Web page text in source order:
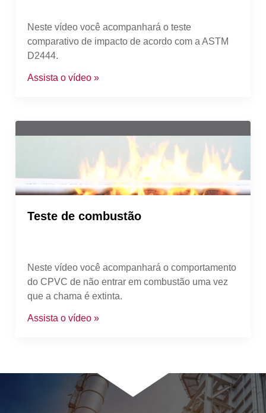
Neste vídeo você acompanhará o teste
comparativo de impacto de acordo com a ASTM
D2444.
Assista o vídeo »
Teste de combustão
Neste vídeo você acompanhará o comportamento
do CPVC de não entrar em combustão uma vez
que a chama é extinta.
Assista o vídeo »